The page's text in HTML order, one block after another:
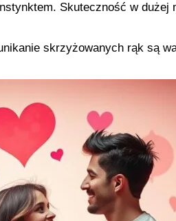
Skuteczność w dużej
skrzyżowanych rąk są